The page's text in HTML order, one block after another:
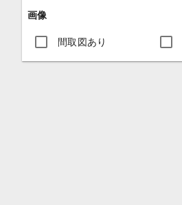
画像
間取図あり